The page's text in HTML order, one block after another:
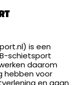
is een
schietsport
daarom
hebben voor
en gaan